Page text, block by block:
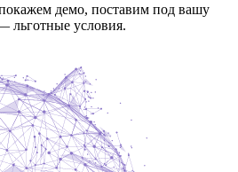
демо, поставим под вашу
льготные условия.